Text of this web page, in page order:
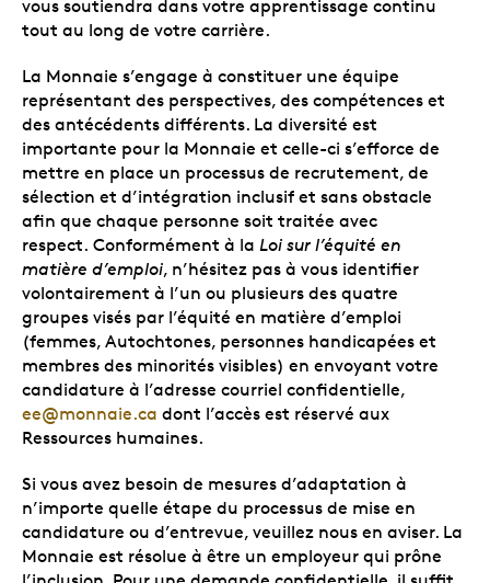
vous soutiendra dans votre apprentissage continu
tout au long de votre carrière.
La Monnaie s’engage à constituer une équipe
représentant des perspectives, des compétences et
des antécédents différents. La diversité est
importante pour la Monnaie et celle-ci s’efforce de
mettre en place un processus de recrutement, de
sélection et d’intégration inclusif et sans obstacle
afin que chaque personne soit traitée avec
respect. Conformément à la Loi sur l’équité en
matière d’emploi, n’hésitez pas à vous identifier
volontairement à l’un ou plusieurs des quatre
groupes visés par l’équité en matière d’emploi
(femmes, Autochtones, personnes handicapées et
membres des minorités visibles) en envoyant votre
candidature à l’adresse courriel confidentielle,
ee@monnaie.ca dont l’accès est réservé aux
Ressources humaines.
Si vous avez besoin de mesures d’adaptation à
n’importe quelle étape du processus de mise en
candidature ou d’entrevue, veuillez nous en aviser. La
Monnaie est résolue à être un employeur qui prône